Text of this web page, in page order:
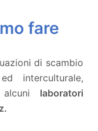
fare
di scambio
interculturale,
laboratori